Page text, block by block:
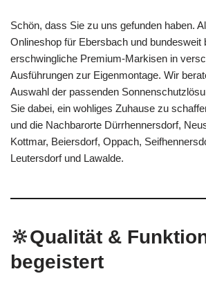
Schön, dass Sie zu uns gefunden haben.
Onlineshop für Ebersbach und bundesweit
erschwingliche Premium-Markisen in
Ausführungen zur Eigenmontage. Wir
Auswahl der passenden
Sie dabei, ein wohliges Zuhause zu
und die Nachbarorte Dürrhennersdorf,
Kottmar, Beiersdorf, Oppach,
Leutersdorf und Lawalde.
🔆Qualität &
begeistert